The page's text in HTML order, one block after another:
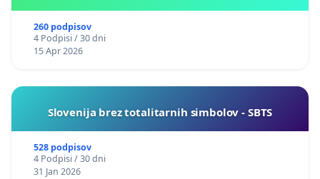
260 podpisov
4 Podpisi / 30 dni
15 Apr 2026
Slovenija brez totalitarnih simbolov - SBTS
528 podpisov
4 Podpisi / 30 dni
31 Jan 2026